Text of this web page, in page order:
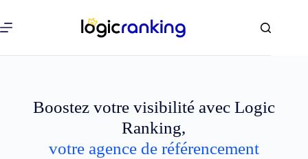
Boostez votre visibilité avec Logic
Ranking,
votre agence de référencement